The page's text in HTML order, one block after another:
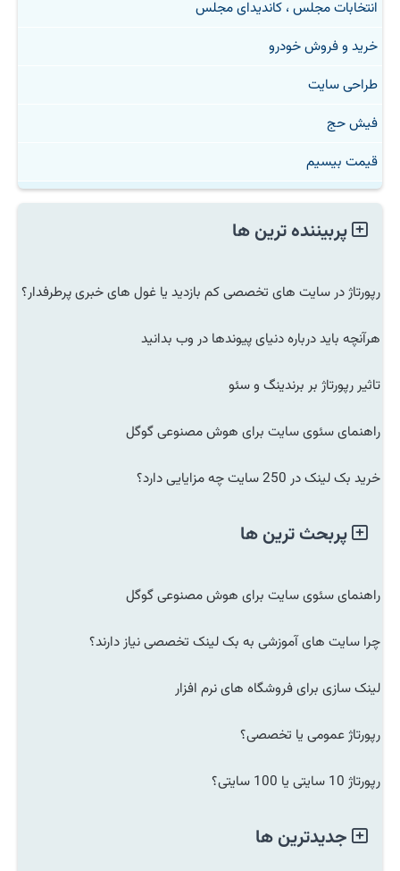
انتخابات مجلس ، کاندیدای مجلس
خرید و فروش خودرو
طراحی سایت
فیش حج
قیمت بیسیم
پربیننده ترین ها
رپورتاژ در سایت های تخصصی کم بازدید یا غول های خبری پرطرفدار؟
هرآنچه باید درباره دنیای پیوندها در وب بدانید
تاثیر رپورتاژ بر برندینگ و سئو
راهنمای سئوی سایت برای هوش مصنوعی گوگل
خرید بک لینک در 250 سایت چه مزایایی دارد؟
پربحث ترین ها
راهنمای سئوی سایت برای هوش مصنوعی گوگل
چرا سایت های آموزشی به بک لینک تخصصی نیاز دارند؟
لینک سازی برای فروشگاه های نرم افزار
رپورتاژ عمومی یا تخصصی؟
رپورتاژ 10 سایتی یا 100 سایتی؟
جدیدترین ها